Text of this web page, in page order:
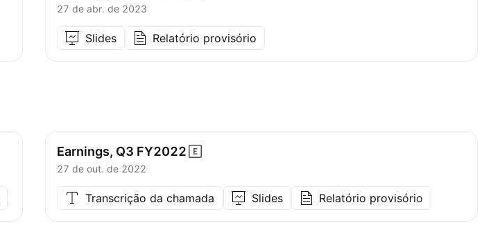
27 de abr. de 2023
Slides Relatório provisório
Earnings, Q3 FY2022
27 de out. de 2022
Transcrição da chamada Slides Relatório provisório